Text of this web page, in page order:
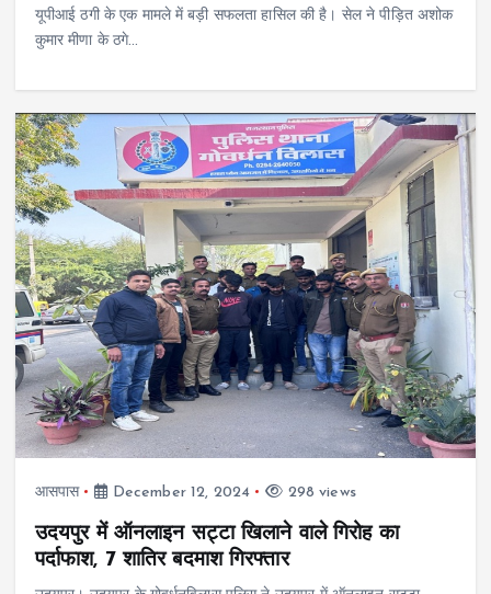
यूपीआई ठगी के एक मामले में बड़ी सफलता हासिल की है। सेल ने पीड़ित अशोक
कुमार मीणा के ठगे…
आसपास December 12, 2024 298 views
उदयपुर में ऑनलाइन सट्टा खिलाने वाले गिरोह का
पर्दाफाश, 7 शातिर बदमाश गिरफ्तार